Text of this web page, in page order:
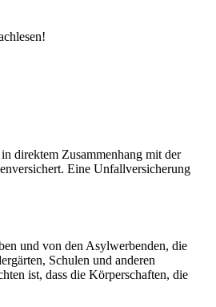
direktem Zusammenhang mit der
Eine Unfallversicherung
und von den Asylwerbenden, die
Schulen und anderen
ist, dass die Körperschaften, die